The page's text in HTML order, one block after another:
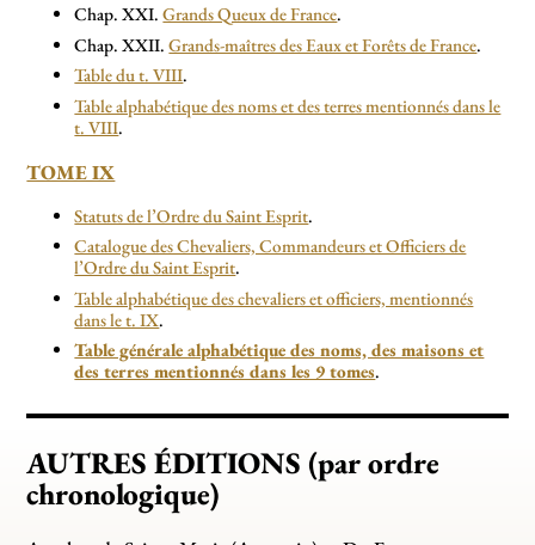
Chap. XXI.Grands Queux de France.
Chap. XXII.Grands-maîtres des Eaux et Forêts de France.
Table du t. VIII.
Table alphabétique des noms et des terres mentionnés dans le
t. VIII.
TOME IX
Statuts de l’Ordre du Saint Esprit.
Catalogue des Chevaliers, Commandeurs et Officiers de
l’Ordre du Saint Esprit.
Table alphabétique des chevaliers et officiers, mentionnés
dans le t. IX.
Table générale alphabétique des noms, des maisons et
des terres mentionnés dans les 9 tomes.
AUTRES ÉDITIONS (par ordre
chronologique)